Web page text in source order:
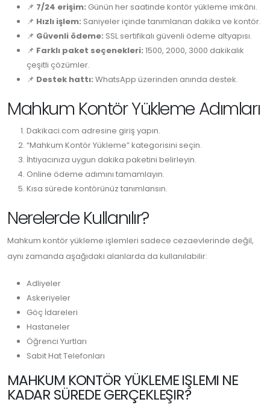
📌 7/24 erişim: Günün her saatinde kontör yükleme imkânı.
📌 Hızlı işlem: Saniyeler içinde tanımlanan dakika ve kontör.
📌 Güvenli ödeme: SSL sertifikalı güvenli ödeme altyapısı.
📌 Farklı paket seçenekleri: 1500, 2000, 3000 dakikalık
çeşitli çözümler.
📌 Destek hattı: WhatsApp üzerinden anında destek.
Mahkum Kontör Yükleme Adımları
Dakikaci.com adresine giriş yapın.
“Mahkum Kontör Yükleme” kategorisini seçin.
İhtiyacınıza uygun dakika paketini belirleyin.
Online ödeme adımını tamamlayın.
Kısa sürede kontörünüz tanımlansın.
Nerelerde Kullanılır?
Mahkum kontör yükleme işlemleri sadece cezaevlerinde değil,
aynı zamanda aşağıdaki alanlarda da kullanılabilir:
Adliyeler
Askeriyeler
Göç İdareleri
Hastaneler
Öğrenci Yurtları
Sabit Hat Telefonları
MAHKUM KONTÖR YÜKLEME IŞLEMI NE
KADAR SÜREDE GERÇEKLEŞIR?